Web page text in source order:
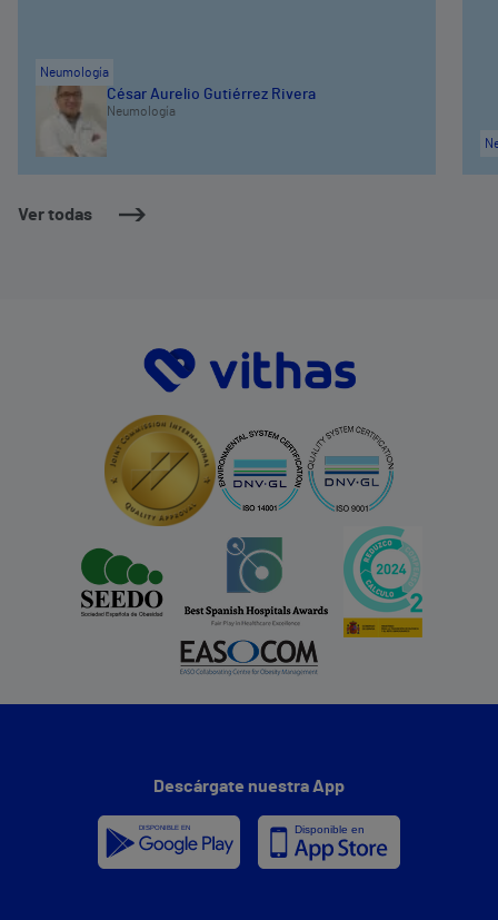
Ver todas
Neumología
César Aurelio Gutiérrez Rivera
Neumología
Descárgate nuestra App